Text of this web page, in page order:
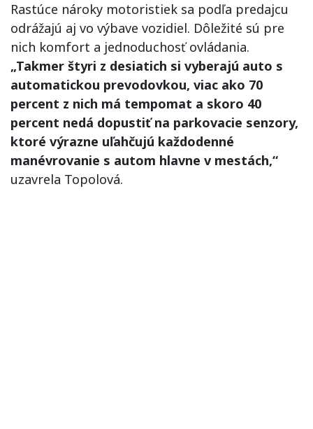
Rastúce nároky motoristiek sa podľa predajcu
odrážajú aj vo výbave vozidiel. Dôležité sú pre
nich komfort a jednoduchosť ovládania.
„Takmer štyri z desiatich si vyberajú auto s
automatickou prevodovkou, viac ako 70
percent z nich má tempomat a skoro 40
percent nedá dopustiť na parkovacie senzory,
ktoré výrazne uľahčujú každodenné
manévrovanie s autom hlavne v mestách,“
uzavrela Topolová.